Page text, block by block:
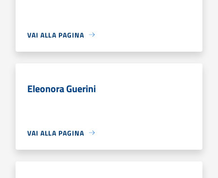
VAI ALLA PAGINA
Eleonora Guerini
VAI ALLA PAGINA